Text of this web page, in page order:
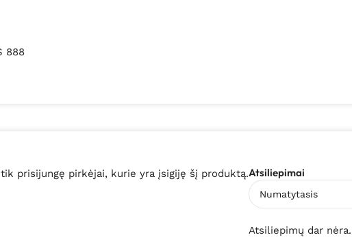
888
Atsiliepimai
Atsiliepimų dar nėra.
prisijungę pirkėjai, kurie yra įsigiję šį produktą.